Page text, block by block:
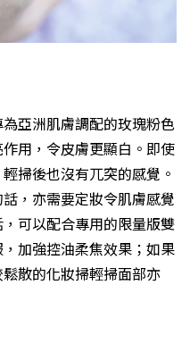
亞洲肌膚調配的玫瑰粉色
用，令皮膚更顯白。即使
掃後也沒有兀突的感覺。
，亦需要定妝令肌膚感覺
可以配合專用的限量版雙
加強控油柔焦效果；如果
散的化妝掃輕掃面部亦